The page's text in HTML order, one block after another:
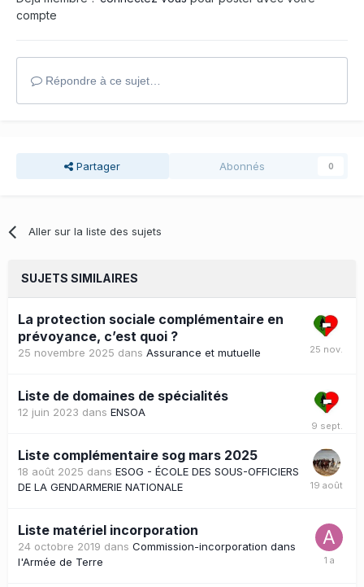
compte
Répondre à ce sujet…
Partager Abonnés 0
Aller sur la liste des sujets
SUJETS SIMILAIRES
La protection sociale complémentaire en
prévoyance, c’est quoi ?
25 novembre 2025 dans Assurance et mutuelle
Liste de domaines de spécialités
12 juin 2023 dans ENSOA
Liste complémentaire sog mars 2025
18 août 2025 dans ESOG - ÉCOLE DES SOUS-OFFICIERS
DE LA GENDARMERIE NATIONALE
Liste matériel incorporation
24 octobre 2019 dans Commission-incorporation dans
l'Armée de Terre